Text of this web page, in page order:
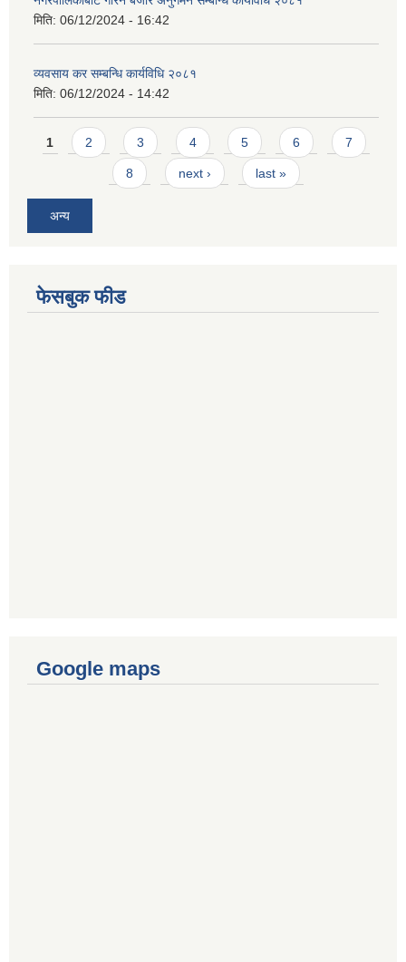
मिति: 06/12/2024 - 16:42
व्यवसाय कर सम्बन्धि कार्यविधि २०८१
मिति: 06/12/2024 - 14:42
Pages
1 2 3 4 5 6 7
8 next › last »
अन्य
फेसबुक फीड
Google maps